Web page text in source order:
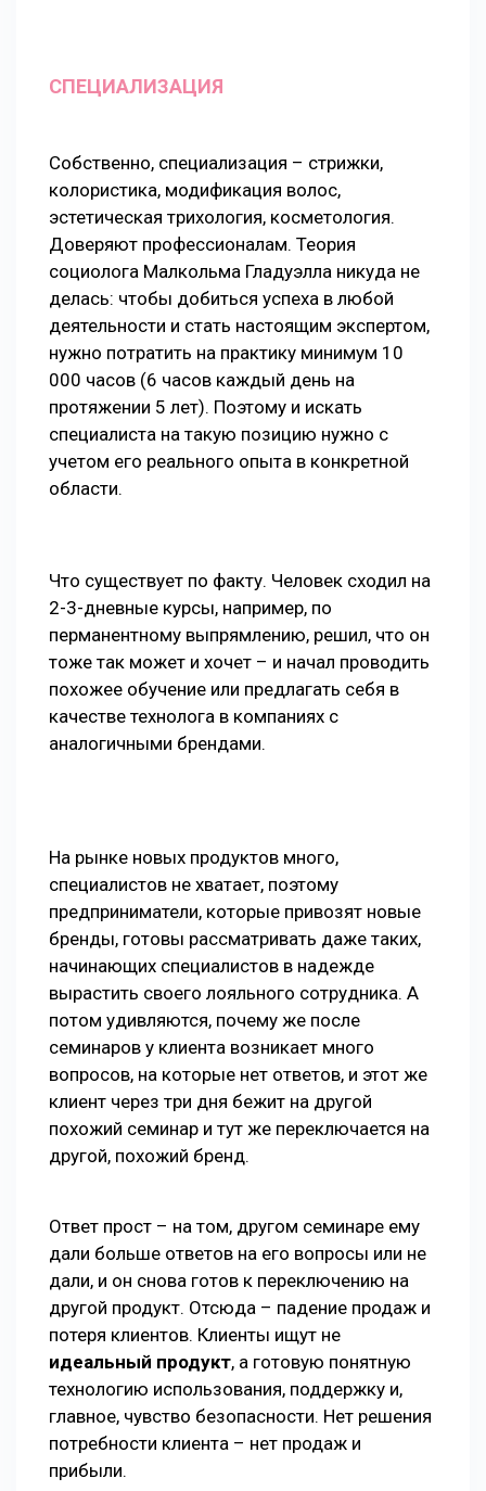
СПЕЦИАЛИЗАЦИЯ
Собственно, специализация – стрижки,
колористика, модификация волос,
эстетическая трихология, косметология.
Доверяют профессионалам. Теория
социолога Малкольма Гладуэлла никуда не
делась: чтобы добиться успеха в любой
деятельности и стать настоящим экспертом,
нужно потратить на практику минимум 10
000 часов (6 часов каждый день на
протяжении 5 лет). Поэтому и искать
специалиста на такую позицию нужно с
учетом его реального опыта в конкретной
области.
Что существует по факту. Человек сходил на
2-3-дневные курсы, например, по
перманентному выпрямлению, решил, что он
тоже так может и хочет – и начал проводить
похожее обучение или предлагать себя в
качестве технолога в компаниях с
аналогичными брендами.
На рынке новых продуктов много,
специалистов не хватает, поэтому
предприниматели, которые привозят новые
бренды, готовы рассматривать даже таких,
начинающих специалистов в надежде
вырастить своего лояльного сотрудника. А
потом удивляются, почему же после
семинаров у клиента возникает много
вопросов, на которые нет ответов, и этот же
клиент через три дня бежит на другой
похожий семинар и тут же переключается на
другой, похожий бренд.
Ответ прост – на том, другом семинаре ему
дали больше ответов на его вопросы или не
дали, и он снова готов к переключению на
другой продукт. Отсюда – падение продаж и
потеря клиентов. Клиенты ищут не
идеальный продукт, а готовую понятную
технологию использования, поддержку и,
главное, чувство безопасности. Нет решения
потребности клиента – нет продаж и
прибыли.